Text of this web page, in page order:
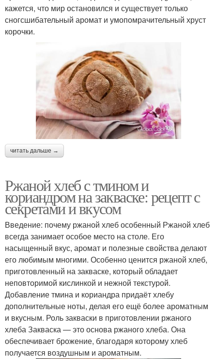
кажется, что мир остановился и существует только
сногсшибательный аромат и умопомрачительный хруст
корочки.
читать дальше →
Ржаной хлеб с тмином и
кориандром на закваске: рецепт с
секретами и вкусом
Введение: почему ржаной хлеб особенный Ржаной хлеб
всегда занимает особое место на столе. Его
насыщенный вкус, аромат и полезные свойства делают
его любимым многими. Особенно ценится ржаной хлеб,
приготовленный на закваске, который обладает
неповторимой кислинкой и нежной текстурой.
Добавление тмина и кориандра придаёт хлебу
дополнительные ноты, делая его ещё более ароматным
и вкусным. Роль закваски в приготовлении ржаного
хлеба Закваска — это основа ржаного хлеба. Она
обеспечивает брожение, благодаря которому хлеб
получается воздушным и ароматным.